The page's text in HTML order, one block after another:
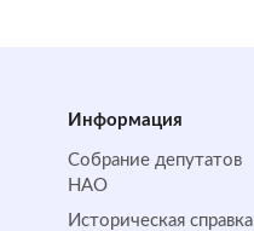
Информация
Собрание депутатов
НАО
Историческая справка